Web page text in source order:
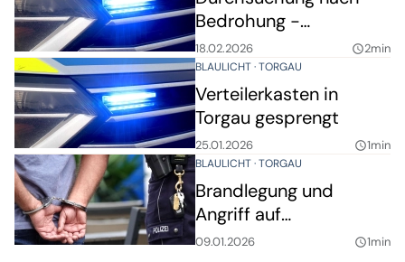
Bedrohung -
Schreckschusswaffen
sichergestellt
18.02.2026 query_builder2min
BLAULICHT TORGAU
Verteilerkasten in
Torgau gesprengt
25.01.2026 query_builder1min
BLAULICHT TORGAU
Brandlegung und
Angriff auf
Mitarbeiterin
09.01.2026 query_builder1min